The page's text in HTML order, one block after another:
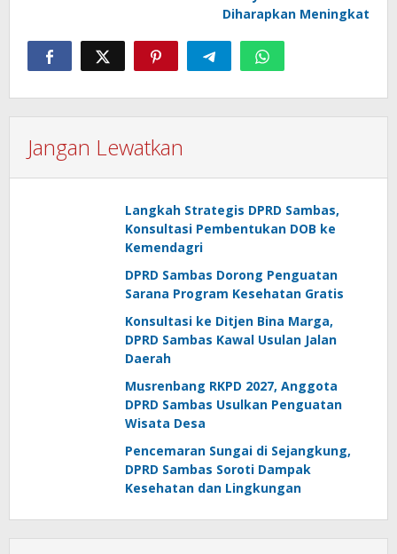
Diharapkan Meningkat
Jangan Lewatkan
Langkah Strategis DPRD Sambas,
Konsultasi Pembentukan DOB ke
Kemendagri
DPRD Sambas Dorong Penguatan
Sarana Program Kesehatan Gratis
Konsultasi ke Ditjen Bina Marga,
DPRD Sambas Kawal Usulan Jalan
Daerah
Musrenbang RKPD 2027, Anggota
DPRD Sambas Usulkan Penguatan
Wisata Desa
Pencemaran Sungai di Sejangkung,
DPRD Sambas Soroti Dampak
Kesehatan dan Lingkungan